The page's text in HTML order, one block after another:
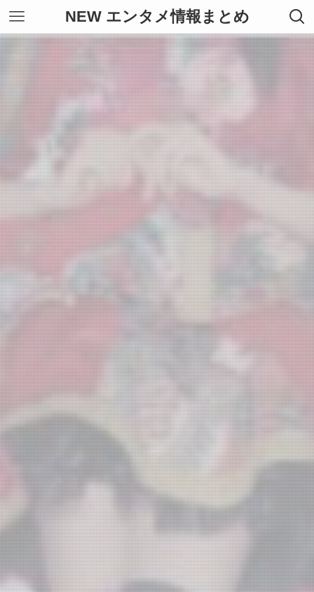
NEW エンタメ情報まとめ